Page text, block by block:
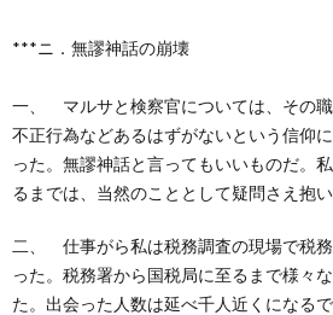
***ニ．無謬神話の崩壊
一、 マルサと検察官については、その
不正行為などあるはずがないという信仰
った。無謬神話と言ってもいいものだ。
るまでは、当然のこととして疑問さえ抱
二、 仕事がら私は税務調査の現場で税
った。税務署から国税局に至るまで様々
た。出会った人数は延べ千人近くになるで